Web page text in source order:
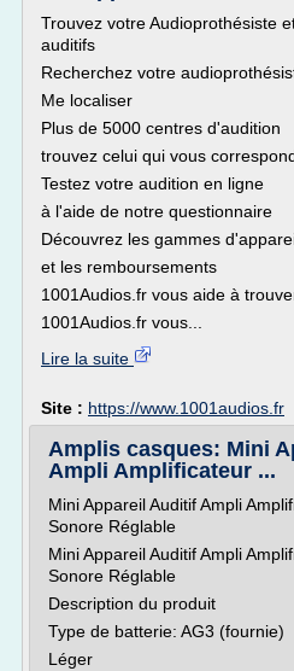
Trouvez votre Audioprothésiste
auditifs
Recherchez votre
Me localiser
Plus de 5000 centres d'audition
trouvez celui qui vous
Testez votre audition en ligne
à l'aide de notre questionnaire
Découvrez les gammes
et les remboursements
1001Audios.fr vous aide à
1001Audios.fr vous...
Lire la suite
Site : https://www.1001audios.fr
Amplis casques: Mini
Ampli Amplificateur ...
Mini Appareil Auditif Ampli
Sonore Réglable
Mini Appareil Auditif Ampli
Sonore Réglable
Description du produit
Type de batterie: AG3 (fournie)
Léger